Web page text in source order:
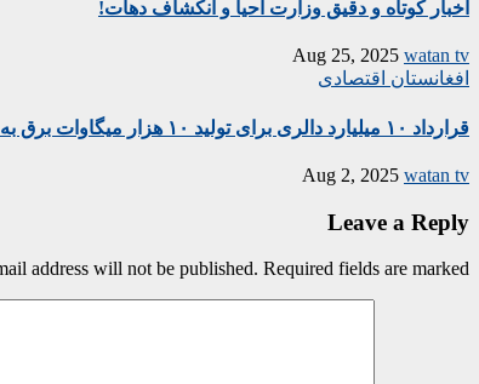
اخبار کوتاه و دقیق وزارت احیا و انکشاف دهات!
Aug 25, 2025 watan tv
افغانستان اقتصادی
قرارداد ۱۰ میلیارد دالری برای تولید ۱۰ هزار میگاوات برق به امضا رسید
Aug 2, 2025 watan tv
Leave a Reply
address will not be published. Required fields are marked